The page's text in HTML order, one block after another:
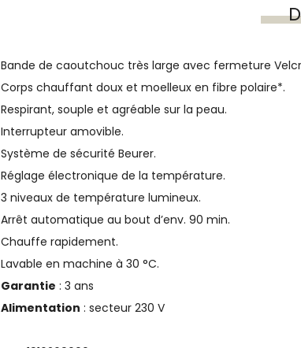
Bande de caoutchouc très large avec fermeture
Corps chauffant doux et moelleux en fibre polaire*.
Respirant, souple et agréable sur la peau.
Interrupteur amovible.
Système de sécurité Beurer.
Réglage électronique de la température.
3 niveaux de température lumineux.
Arrêt automatique au bout d’env. 90 min.
Chauffe rapidement.
Lavable en machine à 30 °C.
Garantie : 3 ans
Alimentation : secteur 230 V